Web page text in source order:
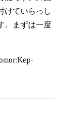
けていらっし
。まずは一度